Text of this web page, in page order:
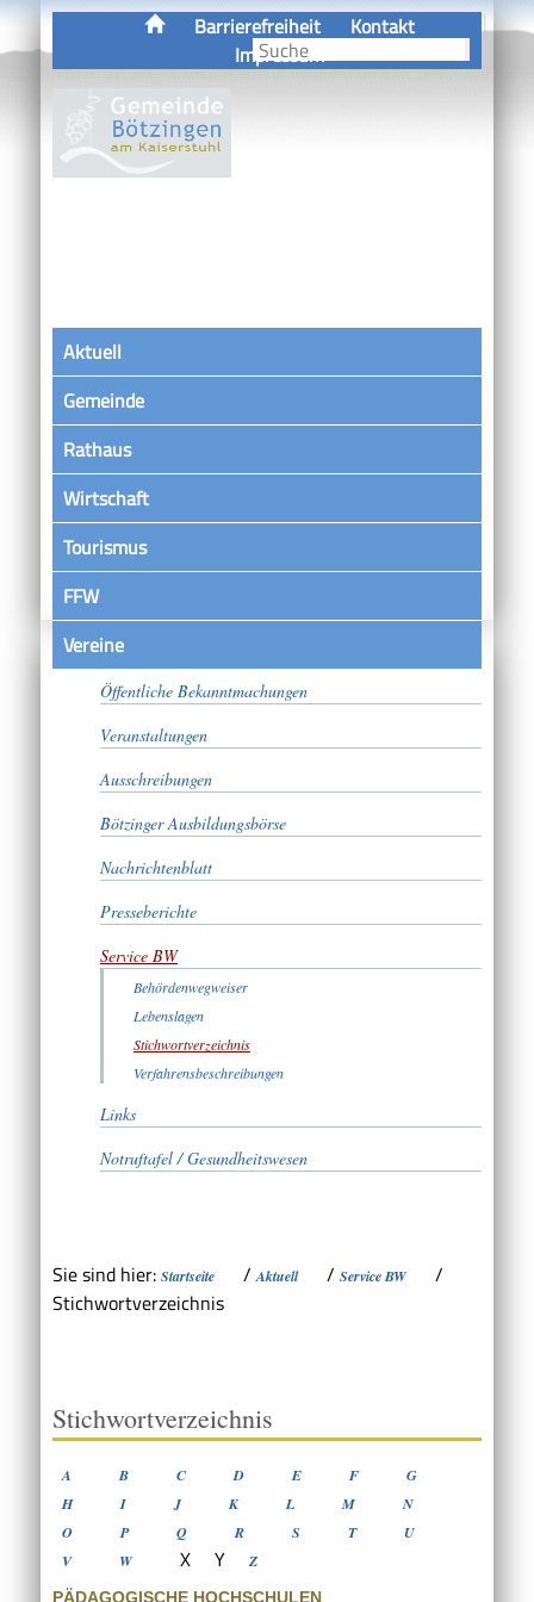
Barrierefreiheit
Kontakt
Impressum
Aktuell
Gemeinde
Rathaus
Wirtschaft
Tourismus
FFW
VereineSatzungen
Öffentliche Bekanntmachungen
Veranstaltungen
Ausschreibungen
Bötzinger Ausbildungsbörse
Nachrichtenblatt
Presseberichte
Service BW
Behördenwegweiser
Lebenslagen
Stichwortverzeichnis
Verfahrensbeschreibungen
Links
Notruftafel / Gesundheitswesen
Sie sind hier: Startseite /Aktuell / Service BW
/
Stichwortverzeichnis
Stichwortverzeichnis
A B C D E F
G
H
I J K L M
N
O
P Q R S T
U
V
W X Y Z
PÄDAGOGISCHE HOCHSCHULEN